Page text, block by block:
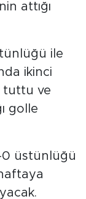
attığı
ile
ikinci
tuttu ve
golle
0 üstünlüğü